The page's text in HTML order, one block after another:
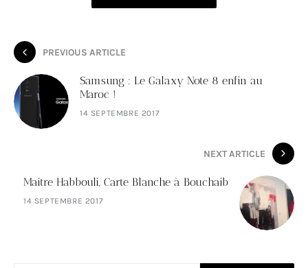
PREVIOUS ARTICLE
Samsung : Le Galaxy Note 8 enfin au
Maroc !
14 SEPTEMBRE 2017
NEXT ARTICLE
Maitre Habbouli, Carte Blanche à Bouchaib
14 SEPTEMBRE 2017